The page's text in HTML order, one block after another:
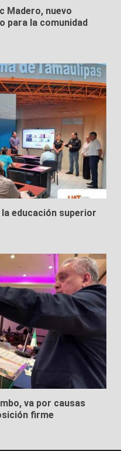
Madero, nuevo
para la comunidad
educación superior
va por causas
firme